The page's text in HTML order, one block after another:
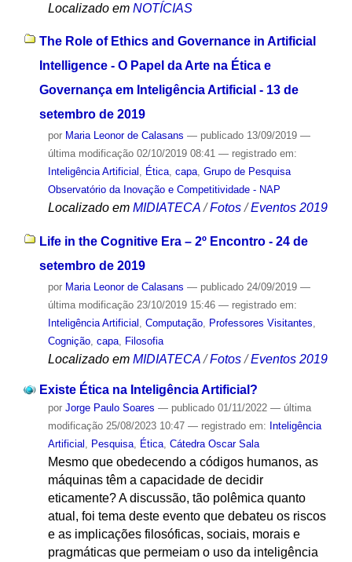
Localizado em NOTÍCIAS
The Role of Ethics and Governance in Artificial
Intelligence - O Papel da Arte na Ética e
Governança em Inteligência Artificial - 13 de
setembro de 2019
por Maria Leonor de Calasans — publicado13/09/2019 —
última modificação02/10/2019 08:41 — registrado em:
Inteligência Artificial , Ética, capa, Grupo de Pesquisa
Observatório da Inovação e Competitividade - NAP
Localizado em MIDIATECA /Fotos /Eventos 2019
Life in the Cognitive Era – 2º Encontro - 24 de
setembro de 2019
por Maria Leonor de Calasans — publicado24/09/2019 —
última modificação23/10/2019 15:46 — registrado em:
Inteligência Artificial , Computação, Professores Visitantes,
Cognição, capa, Filosofia
Localizado em MIDIATECA /Fotos /Eventos 2019
Existe Ética na Inteligência Artificial?
por Jorge Paulo Soares — publicado01/11/2022 — última
modificação25/08/2023 10:47 — registrado em: Inteligência
Artificial
Pesquisa, Ética, Cátedra Oscar Sala
Mesmo que obedecendo a códigos humanos, as
máquinas têm a capacidade de decidir
eticamente? A discussão, tão polêmica quanto
atual, foi tema deste evento que debateu os riscos
e as implicações filosóficas, sociais, morais e
pragmáticas que permeiam o uso da inteligência